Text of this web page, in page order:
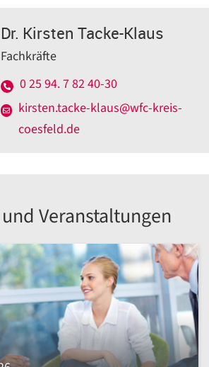
Dr. Kirsten Tacke-Klaus
Fachkräfte
0 25 94. 7 82 40-30
kirsten.tacke-klaus@wfc-kreis-
coesfeld.de
Veranstaltungen